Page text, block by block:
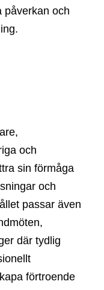
påverkan och
och
sin förmåga
och
passar även
där tydlig
förtroende